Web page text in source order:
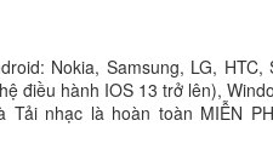
Nokia, Samsung, LG, HTC,
điều hành IOS 13 trở lên),
nhạc là hoàn toàn MIỄN